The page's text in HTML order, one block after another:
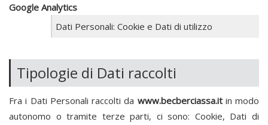
Google Analytics
Dati Personali: Cookie e Dati di utilizzo
Tipologie di Dati raccolti
Fra i Dati Personali raccolti da www.becberciassa.itin modo
autonomo o tramite terze parti, ci sono: Cookie, Dati di